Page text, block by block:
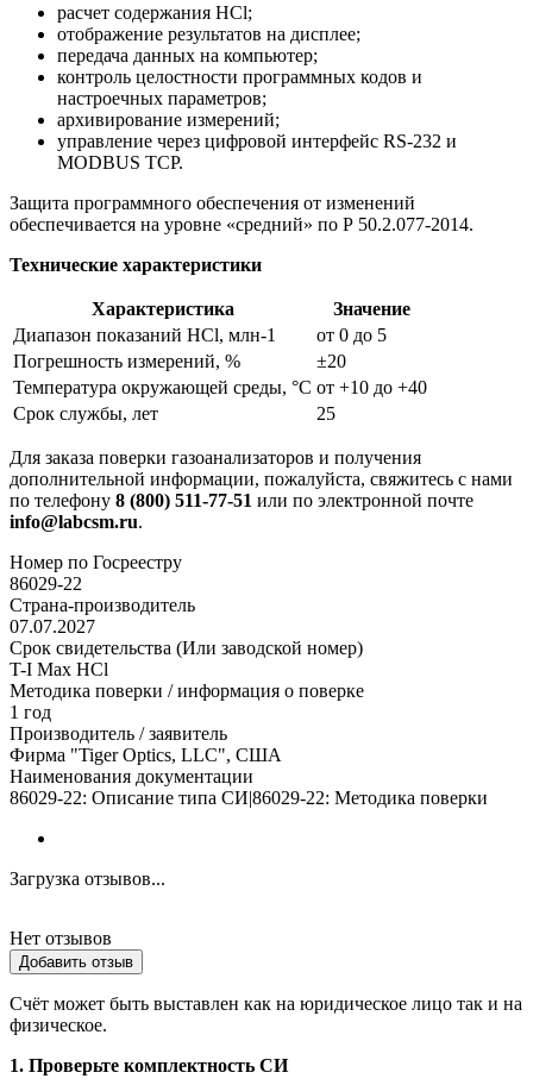
расчет содержания HCl;
отображение результатов на дисплее;
передача данных на компьютер;
контроль целостности программных кодов и
настроечных параметров;
архивирование измерений;
управление через цифровой интерфейс RS-232 и
MODBUS TCP.
Защита программного обеспечения от изменений
обеспечивается на уровне «средний» по Р 50.2.077-2014.
Технические характеристики
Характеристика
Значение
Диапазон показаний HCl, млн-1
от 0 до 5
Погрешность измерений, %
±20
Температура окружающей среды, °С от +10 до +40
Срок службы, лет
25
Для заказа поверки газоанализаторов и получения
дополнительной информации, пожалуйста, свяжитесь с нами
по телефону 8 (800) 511-77-51 или по электронной почте
info@labcsm.ru.
Номер по Госреестру
86029-22
Страна-производитель
07.07.2027
Срок свидетельства (Или заводской номер)
T-I Max HCl
Методика поверки / информация о поверке
1 год
Производитель / заявитель
Фирма "Tiger Optics, LLC", США
Наименования документации
86029-22: Описание типа СИ|86029-22: Методика поверки
Загрузка отзывов...
Нет отзывов
Добавить отзыв
Счёт может быть выставлен как на юридическое лицо так и на
физическое.
1. Проверьте комплектность СИ